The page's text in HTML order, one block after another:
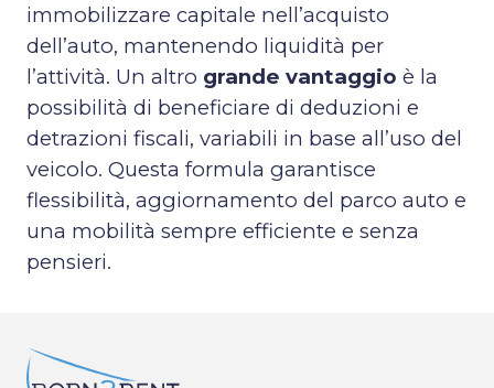
immobilizzare capitale nell’acquisto
dell’auto, mantenendo liquidità per
l’attività. Un altro grande vantaggio è la
possibilità di beneficiare di deduzioni e
detrazioni fiscali, variabili in base all’uso del
veicolo. Questa formula garantisce
flessibilità, aggiornamento del parco auto e
una mobilità sempre efficiente e senza
pensieri.